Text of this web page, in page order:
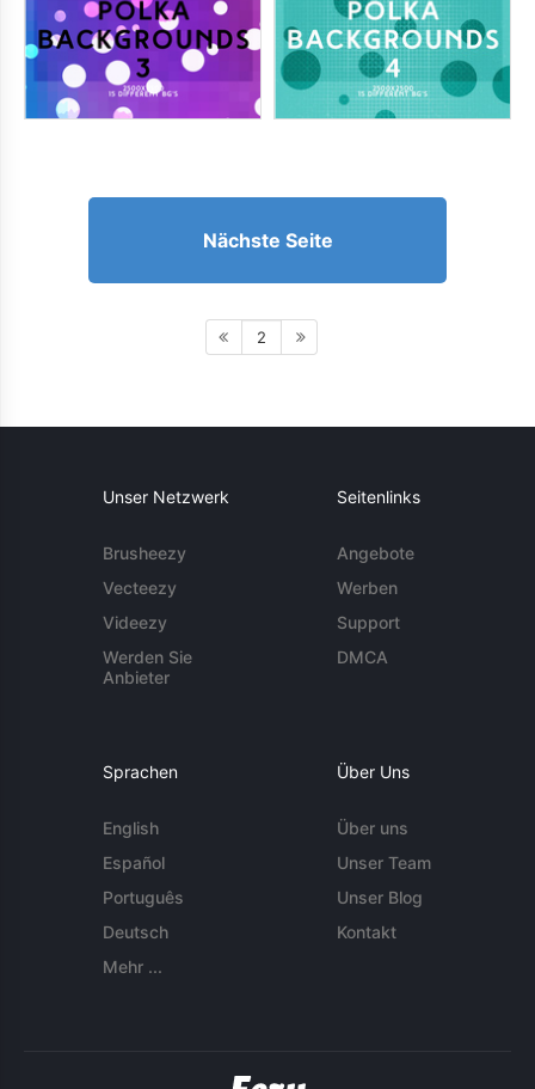
Nächste Seite
2
Unser Netzwerk
Brusheezy
Vecteezy
Videezy
Werden Sie
Anbieter
Seitenlinks
Angebote
Werben
Support
DMCA
Sprachen
English
Español
Português
Deutsch
Mehr ...
Über Uns
Über uns
Unser Team
Unser Blog
Kontakt